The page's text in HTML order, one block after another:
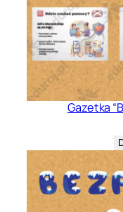
Gazetka